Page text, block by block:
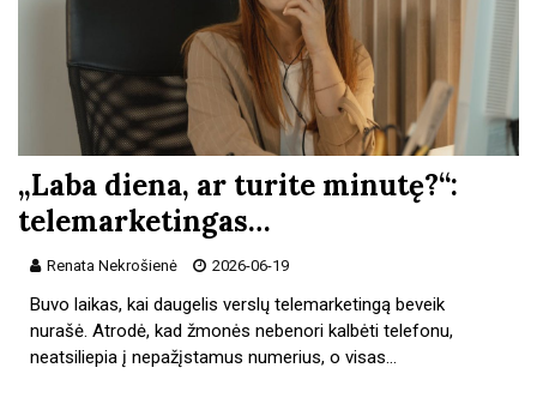
„Laba diena, ar turite minutę?“:
telemarketingas…
Renata Nekrošienė 2026-06-19
Buvo laikas, kai daugelis verslų telemarketingą beveik
nurašė. Atrodė, kad žmonės nebenori kalbėti telefonu,
neatsiliepia į nepažįstamus numerius, o visas…